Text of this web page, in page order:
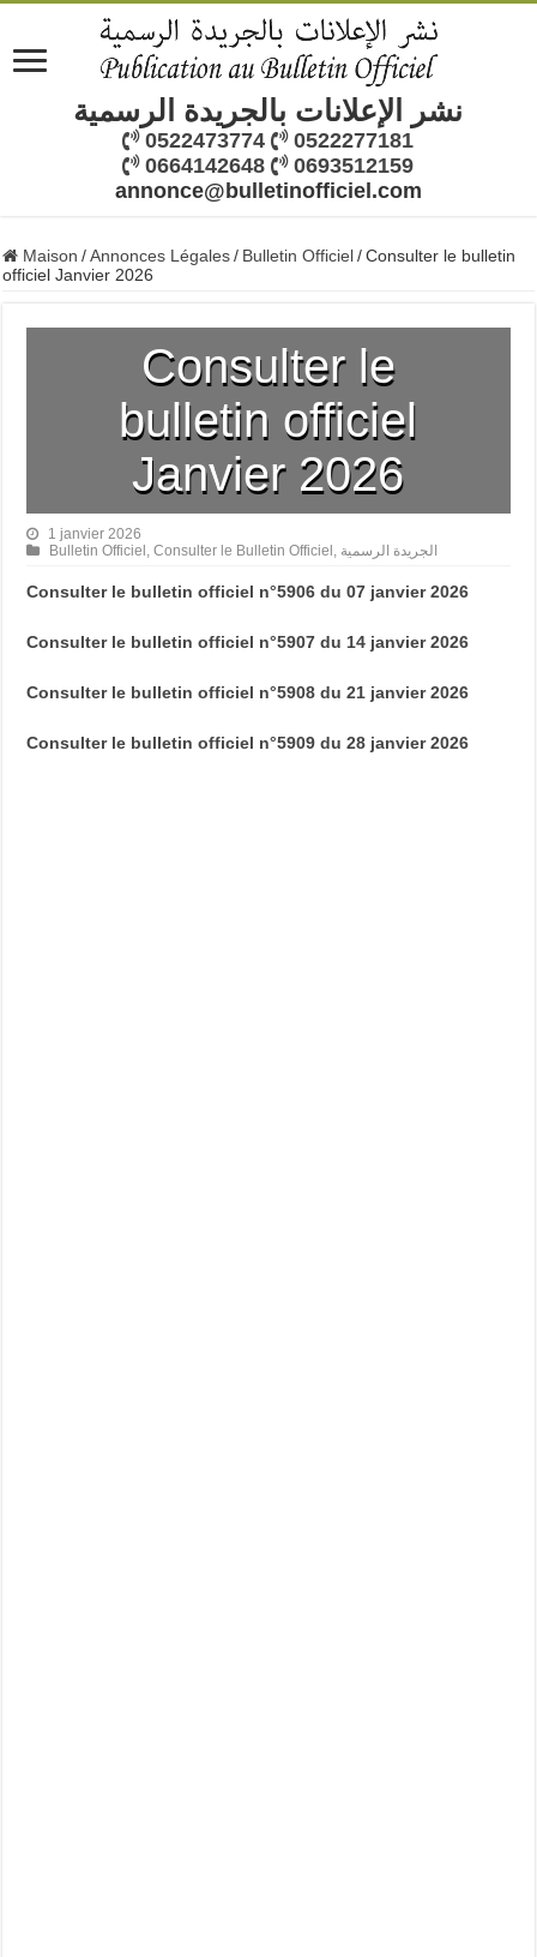
نشر الإعلانات بالجريدة الرسمية
0522473774
0522277181
0664142648
0693512159
annonce@bulletinofficiel.com
Maison / Annonces Légales / Bulletin Officiel / Consulter le bulletin
officiel Janvier 2026
Consulter le
bulletin officiel
Janvier 2026
1 janvier 2026
Bulletin Officiel ,Consulter le Bulletin Officiel , الجريدة الرسمية
Consulter le bulletin officiel n°5906 du 07 janvier 2026
Consulter le bulletin officiel n°5907 du 14 janvier 2026
Consulter le bulletin officiel n°5908 du 21 janvier 2026
Consulter le bulletin officiel n°5909 du 28 janvier 2026